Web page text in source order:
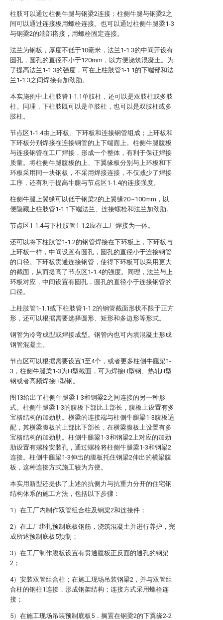
柱肢可以通过柱侧牛腿与钢梁2连接；柱侧牛腿与钢梁2之
间可以通过连接板用螺栓连接。也可以通过柱侧牛腿梁1-3
与钢梁2的端部搭接，用螺栓固定连接。
法兰为钢板，厚度不低于10毫米，法兰1-1.3的中间开设有
圆孔，圆孔的直径不小于120mm，以方便浇筑混凝土。为
了提高法兰1-1.3的强度，可在上柱肢管1-1.1的下端部和法
兰1-1.3之间焊接有加劲肋。
本实施例中上柱肢管1-1.1单肢柱，还可以是双肢柱或多肢
柱。同理，下柱肢既可以是单肢柱，也可以是双肢柱或多
肢柱。
节点区1-1.4由上环板、下环板和连接钢管组成；上环板和
下环板分别焊接在连接钢管的上下端面上。柱侧牛腿腹板
与连接钢管在工厂焊接，形成一个整体，有利于保证焊接
质量。将柱侧牛腿腹板的上、下翼缘板分别与上环板和下
环板采用同一块钢板，不采用焊接连接，不仅减少了焊接
工序，还有利于提高牛腿与节点区1-1.4的连接强度。
柱侧牛腿上翼缘可以低于钢梁2的上翼缘20~100mm，以
便隐藏上柱肢管1-1.1下端法兰、连接螺栓和法兰加劲肋。
节点区1-1.4与下柱肢管1-1.2应在工厂焊接为一体。
还可以将下柱肢管1-1.2的钢管焊接在下环板上，下环板与
上环板一样，中间设置有圆孔，圆孔的直径小于连接钢管
的口径。下环板贯通连接钢管，使得下环板可以采用更大
的截面，从而提高了节点区1-1.4的强度。同理，法兰与上
环板对应，中间设置有圆孔，圆孔的直径小于连接钢管的
口径。
上柱肢管1-1.1或下柱肢管1-1.2的钢管截面形状不限于正方
形，还可以根据需要选择圆形、矩形和多边形等形式。
钢管为冷弯成型或焊接成型。钢管内也可内填混凝土形成
钢管混凝土。
节点区可以根据需要设置1至4个，或者更多柱侧牛腿梁1-
3，柱侧牛腿梁1-3为H型截面，可为焊接H型钢、热轧H型
钢或者高频焊接H型钢。
图13给出了柱侧牛腿梁1-3和钢梁2之间连接的另一种形
式。柱侧牛腿梁1-3的腹板下部比上部长，腹板上设置有多
宝格结构的加劲肋。横梁的连接端与柱侧牛腿梁1-3腹板适
配，其横梁腹板的上部比下部长，在横梁腹板上设置有多
宝格结构的加劲肋。柱侧牛腿梁1-3和钢梁2上对应的加劲
肋设置有螺栓安装孔，通过螺栓将柱侧牛腿梁1-3和钢梁2
连接。柱侧牛腿梁1-3伸出的腹板托住钢梁2伸出的横梁腹
板，这种连接方式施工较为方便。
本实用新型还提供了上述的抗侧力与抗重力分开的住宅钢
结构体系的施工方法，包括以下步骤：
1）在工厂内制作双管组合柱及钢梁2和连接件；
2）在工厂绑扎预制底板钢筋，浇筑混凝土并进行养护，完
成所述预制底板5预制；
3）在工厂制作腹板设置有贯通腹板正反面的通孔的钢梁
2；
4）安装双管组合柱；在施工现场吊装钢梁2，并与双管组
合柱的钢柱1连接，形成钢架结构；连接方式采用螺栓连
接；
5）在施工现场吊装预制底板5，搁置在钢梁2的下翼缘2-2